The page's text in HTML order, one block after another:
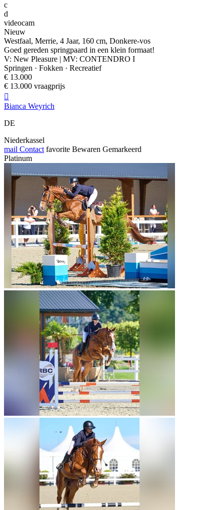
c
d
videocam
Nieuw
Westfaal, Merrie, 4 Jaar, 160 cm, Donkere-vos
Goed gereden springpaard in een klein formaat!
V: New Pleasure | MV: CONTENDRO I
Springen · Fokken · Recreatief
€ 13.000
€ 13.000 vraagprijs

Bianca Weyrich
DE
Niederkassel
mail Contact favorite Bewaren Gemarkeerd
Platinum